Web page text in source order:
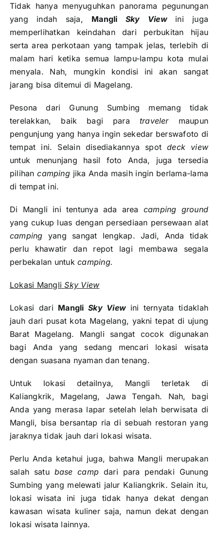
Tidak hanya menyuguhkan panorama pegunungan
yang indah saja, Mangli Sky View ini juga
memperlihatkan keindahan dari perbukitan hijau
serta area perkotaan yang tampak jelas, terlebih di
malam hari ketika semua lampu-lampu kota mulai
menyala. Nah, mungkin kondisi ini akan sangat
jarang bisa ditemui di Magelang.
Pesona dari Gunung Sumbing memang tidak
terelakkan, baik bagi para traveler maupun
pengunjung yang hanya ingin sekedar berswafoto di
tempat ini. Selain disediakannya spotdeck view
untuk menunjang hasil foto Anda, juga tersedia
pilihancamping jika Anda masih ingin berlama-lama
di tempat ini.
Di Mangli ini tentunya ada area camping ground
yang cukup luas dengan persediaan persewaan alat
camping yang sangat lengkap. Jadi, Anda tidak
perlu khawatir dan repot lagi membawa segala
perbekalan untukcamping.
Lokasi MangliSky View
Lokasi dari MangliSky View ini ternyata tidaklah
jauh dari pusat kota Magelang, yakni tepat di ujung
Barat Magelang. Mangli sangat cocok digunakan
bagi Anda yang sedang mencari lokasi wisata
dengan suasana nyaman dan tenang.
Untuk lokasi detailnya, Mangli terletak di
Kaliangkrik, Magelang, Jawa Tengah. Nah, bagi
Anda yang merasa lapar setelah lelah berwisata di
Mangli, bisa bersantap ria di sebuah restoran yang
jaraknya tidak jauh dari lokasi wisata.
Perlu Anda ketahui juga, bahwa Mangli merupakan
salah satu base camp dari para pendaki Gunung
Sumbing yang melewati jalur Kaliangkrik. Selain itu,
lokasi wisata ini juga tidak hanya dekat dengan
kawasan wisata kuliner saja, namun dekat dengan
lokasi wisata lainnya.